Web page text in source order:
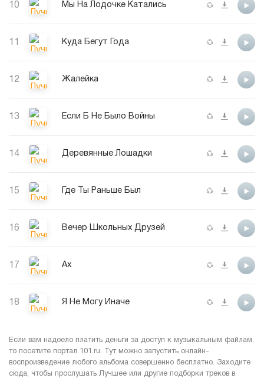
10 Мы На Лодочке Катались
11 Куда Бегут Года
12 Жалейка
13 Если Б Не Было Войны
14 Деревянные Лошадки
15 Где Ты Раньше Был
16 Вечер Школьных Друзей
17 Ах
18 Я Не Могу Иначе
Если вам надоело платить деньги за доступ к музыкальным файлам,
то посетите портал 101.ru. Тут можно запустить онлайн-
воспроизведение любого альбома совершенно бесплатно. Заходите
сюда, чтобы прослушать Лучшее или другие подборки треков в